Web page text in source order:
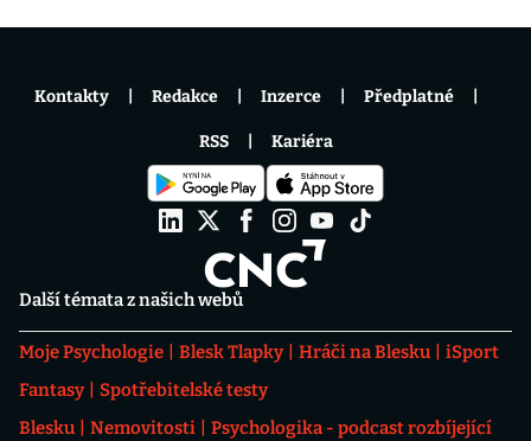
Další témata z našich webů
Moje Psychologie Blesk Tlapky Hráči na Blesku
iSport
Fantasy
Spotřebitelské testy
Blesku
Nemovitosti
Psychologika - podcast rozbíjející
Kontakty Redakce Inzerce Předplatné
RSS Kariéra